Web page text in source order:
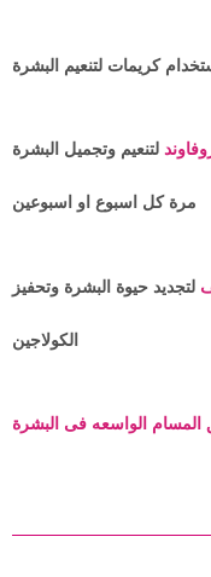
لتنعيم وتجميل البشرة
مرة كل اسبوع او اسبوعين
لتجديد حيوة البشرة وتحفيز
الكولاجين
المسام الواسعه فى البشرة